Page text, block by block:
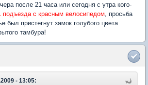
после 21 часа или сегодня с утра кого-
подъезда с красным велосипедом, просьба
был пристегнут замок голубого цвета.
тамбура!
- 13:05: